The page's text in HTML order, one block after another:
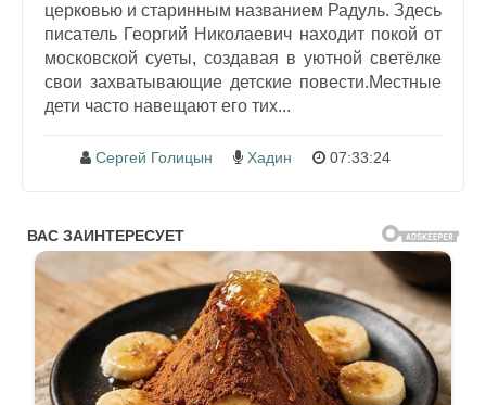
церковью и старинным названием Радуль. Здесь
писатель Георгий Николаевич находит покой от
московской суеты, создавая в уютной светёлке
свои захватывающие детские повести.Местные
дети часто навещают его тих...
Сергей Голицын Хадин 07:33:24